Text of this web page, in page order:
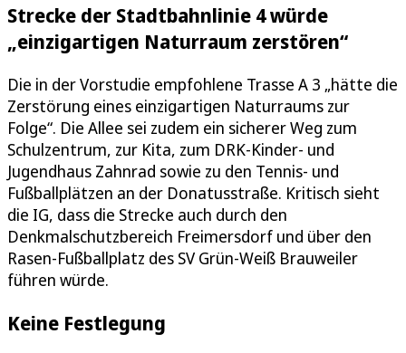
Strecke der Stadtbahnlinie 4 würde
„einzigartigen Naturraum zerstören“
Die in der Vorstudie empfohlene Trasse A 3 „hätte die
Zerstörung eines einzigartigen Naturraums zur
Folge“. Die Allee sei zudem ein sicherer Weg zum
Schulzentrum, zur Kita, zum DRK-Kinder- und
Jugendhaus Zahnrad sowie zu den Tennis- und
Fußballplätzen an der Donatusstraße. Kritisch sieht
die IG, dass die Strecke auch durch den
Denkmalschutzbereich Freimersdorf und über den
Rasen-Fußballplatz des SV Grün-Weiß Brauweiler
führen würde.
Keine Festlegung